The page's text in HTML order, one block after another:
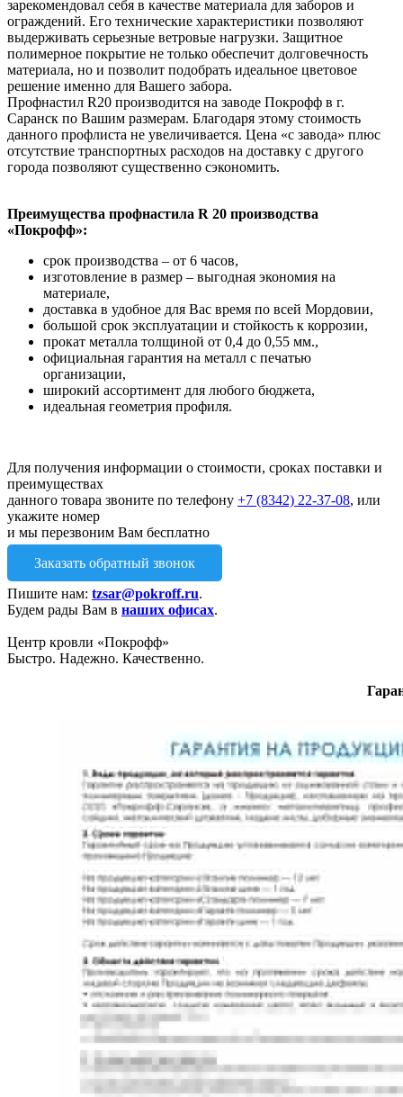
зарекомендовал себя в качестве материала для заборов и
ограждений. Его технические характеристики позволяют
выдерживать серьезные ветровые нагрузки. Защитное
полимерное покрытие не только обеспечит долговечность
материала, но и позволит подобрать идеальное цветовое
решение именно для Вашего забора.
Профнастил R20 производится на заводе Покрофф в г.
Саранск по Вашим размерам. Благодаря этому стоимость
данного профлиста не увеличивается. Цена «с завода» плюс
отсутствие транспортных расходов на доставку с другого
города позволяют существенно сэкономить.
Преимущества профнастила R 20 производства
«Покрофф»:
срок производства – от 6 часов,
изготовление в размер – выгодная экономия на
материале,
доставка в удобное для Вас время по всей Мордовии,
большой срок эксплуатации и стойкость к коррозии,
прокат металла толщиной от 0,4 до 0,55 мм.,
официальная гарантия на металл с печатью
организации,
широкий ассортимент для любого бюджета,
идеальная геометрия профиля.
Для получения информации о стоимости, сроках поставки и
преимуществах
данного товара звоните по телефону +7 (8342) 22-37-08, или
укажите номер
и мы перезвоним Вам бесплатно
Заказать обратный звонок
Пишите нам: tzsar@pokroff.ru.
Будем рады Вам в наших офисах.
Центр кровли «Покрофф»
Быстро. Надежно. Качественно.